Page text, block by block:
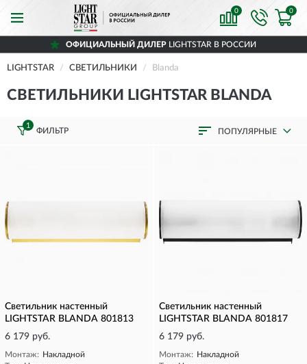
0 0
ОФИЦИАЛЬНЫЙ ДИЛЕРLIGHTSTAR В РОССИИ
LIGHTSTAR СВЕТИЛЬНИКИ Blanda
СВЕТИЛЬНИКИ LIGHTSTAR BLANDA
1
ФИЛЬТР ПОПУЛЯРНЫЕ
Светильник настенный
LIGHTSTAR BLANDA 801813
6 179 руб.
Монтаж: Накладной
Светильник настенный
LIGHTSTAR BLANDA 801817
6 179 руб.
Монтаж: Накладной